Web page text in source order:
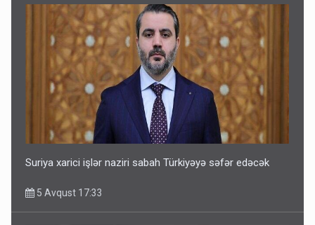
Suriya xarici işlər naziri sabah Türkiyəyə səfər edəcək
5 Avqust 17:33